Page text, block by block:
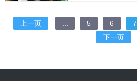
上一页 5 6 7
下一页